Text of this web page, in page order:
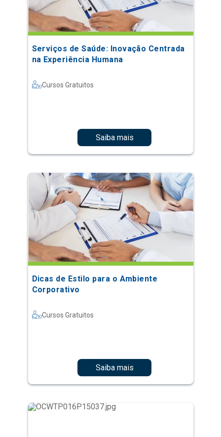
Serviços de Saúde: Inovação Centrada
na Experiência Humana
Cursos Gratuitos
Saiba mais
Dicas de Estilo para o Ambiente
Corporativo
Cursos Gratuitos
Saiba mais